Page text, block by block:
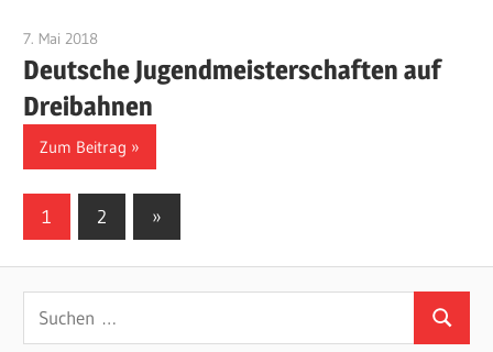
7. Mai 2018
Deutsche Jugendmeisterschaften auf
Dreibahnen
Zum Beitrag
Seitennummerierung
Beiträge
1 2
Nächste
Beiträge
»
Suchen
nach:
Suchen